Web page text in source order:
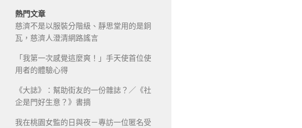
熱門文章
慈濟不是以服裝分階級、靜思堂用的是銅
瓦，慈濟人澄清網路謠言
「我第一次感覺這麼爽！」手天使首位使
用者的體驗心得
《大誌》：幫助街友的一份雜誌？／《社
企是門好生意？》書摘
我在桃園女監的日與夜－專訪一位匿名受